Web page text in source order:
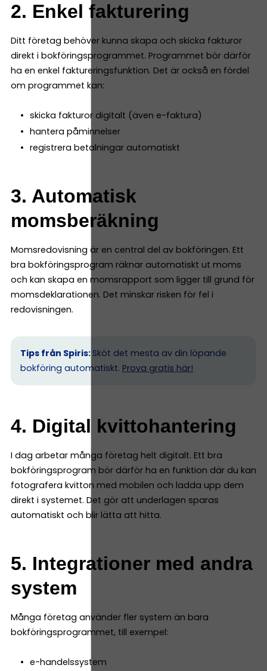
2. Enkel fakturering
Ditt företag behöver kunna skapa och skicka fakturor
direkt i bokföringsprogrammet. Programmet bör därför
ha en enkel faktureringsfunktion. Det är också en fördel
om programmet kan:
skicka fakturor digitalt (även e-faktura)
hantera påminnelser
registrera betalningar automatiskt
3. Automatisk
momsberäkning
Momsredovisning är en central del av bokföringen. Ett
bra bokföringsprogram räknar automatiskt ut moms
och kan skapa en momsrapport som ligger till grund för
momsdeklarationen. Det minskar risken för fel i
redovisningen.
Tips från Spiris: Sköt det mesta av din löpande
bokföring automatiskt. Prova gratis här!
4. Digital kvittohantering
I dag arbetar många företag helt digitalt. Ett bra
bokföringsprogram bör därför ha en funktion där du kan
fotografera kvitton med mobilen och ladda upp dem
direkt i systemet. Det gör att underlagen sparas
automatiskt och blir lätta att hitta.
5. Integrationer med andra
system
Många företag använder fler system än bara
bokföringsprogrammet, till exempel:
e-handelssystem